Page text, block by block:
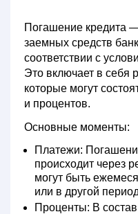
Погашение кредита
заемных средств
соответствии с
Это включает в себя
которые могут
и процентов.
Основные моменты:
Платежи:
происходит через
могут быть
или в другой
Проценты: В